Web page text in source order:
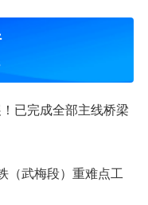
已完成全部主线桥梁
（武梅段）重难点工